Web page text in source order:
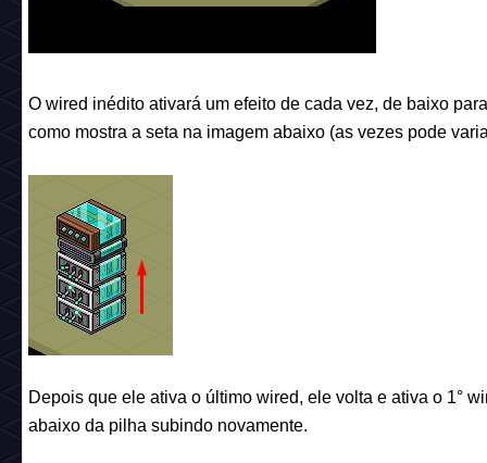
O wired inédito ativará um efeito de cada vez, de baixo
como mostra a seta na imagem abaixo (as vezes pode
Depois que ele ativa o último wired, ele volta e ativa o 1°
abaixo da pilha subindo novamente.